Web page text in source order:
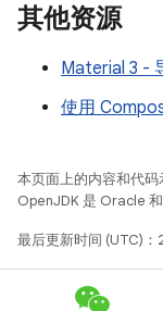
其他资源
Material 3 -
使用
本页面上的内容和代码
OpenJDK 是 Oracle
最后更新时间 (UTC)